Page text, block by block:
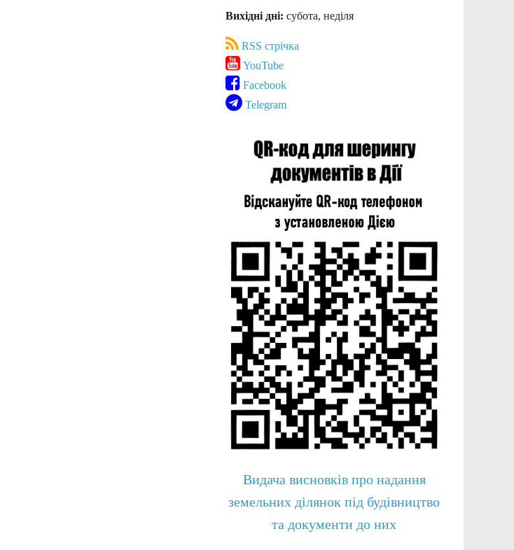
Вихідні дні: субота, неділя
RSS стрічка
YouTube
Facebook
Telegram
Видача висновків про надання
земельних ділянок під будівництво
та документи до них